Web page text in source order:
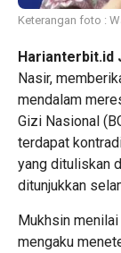
Keterangan foto :
Harianterbit.id
Nasir,
mendalam
Gizi Nasional
terdapat
yang dituliskan
ditunjukkan
Mukhsin
mengaku